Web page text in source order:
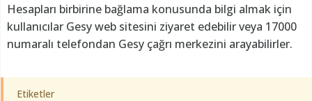
Hesapları birbirine bağlama konusunda bilgi almak için
kullanıcılar Gesy web sitesini ziyaret edebilir veya 17000
numaralı telefondan Gesy çağrı merkezini arayabilirler.
Etiketler